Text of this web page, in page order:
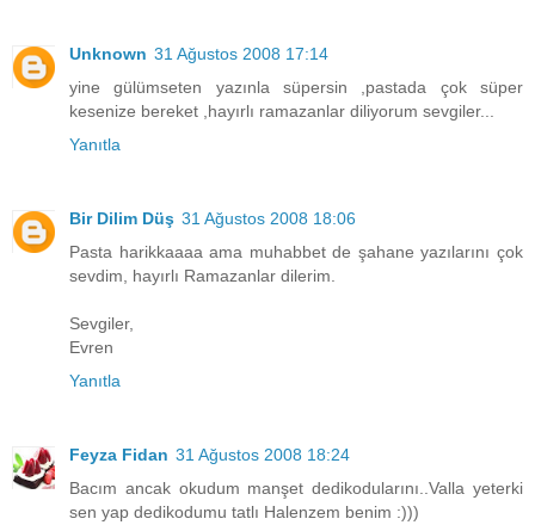
Unknown 31 Ağustos 2008 17:14
yine gülümseten yazınla süpersin ,pastada çok süper
kesenize bereket ,hayırlı ramazanlar diliyorum sevgiler...
Yanıtla
Bir Dilim Düş 31 Ağustos 2008 18:06
Pasta harikkaaaa ama muhabbet de şahane yazılarını çok
sevdim, hayırlı Ramazanlar dilerim.
Sevgiler,
Evren
Yanıtla
Feyza Fidan 31 Ağustos 2008 18:24
Bacım ancak okudum manşet dedikodularını..Valla yeterki
sen yap dedikodumu tatlı Halenzem benim :)))